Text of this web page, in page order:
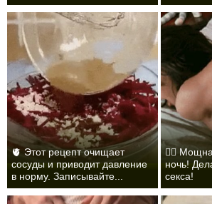
🫀 Этот рецепт очищает
сосуды и приводит давление
в норму. Записывайте...
❤️‍🔥
ночь!
секса!